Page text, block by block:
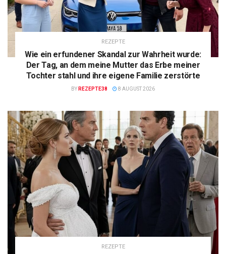
REZEPTE
Wie ein erfundener Skandal zur Wahrheit wurde:
Der Tag, an dem meine Mutter das Erbe meiner
Tochter stahl und ihre eigene Familie zerstörte
BY REZEPTE38 8 AUGUST 2026
REZEPTE